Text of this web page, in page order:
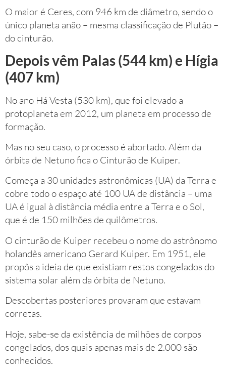
O maior é Ceres, com 946 km de diâmetro, sendo o
único planeta anão – mesma classificação de Plutão –
do cinturão.
Depois vêm Palas (544 km) e Hígia
(407 km)
No ano Há Vesta (530 km), que foi elevado a
protoplaneta em 2012, um planeta em processo de
formação.
Mas no seu caso, o processo é abortado. Além da
órbita de Netuno fica o Cinturão de Kuiper.
Começa a 30 unidades astronômicas (UA) da Terra e
cobre todo o espaço até 100 UA de distância – uma
UA é igual à distância média entre a Terra e o Sol,
que é de 150 milhões de quilômetros.
O cinturão de Kuiper recebeu o nome do astrônomo
holandês americano Gerard Kuiper. Em 1951, ele
propôs a ideia de que existiam restos congelados do
sistema solar além da órbita de Netuno.
Descobertas posteriores provaram que estavam
corretas.
Hoje, sabe-se da existência de milhões de corpos
congelados, dos quais apenas mais de 2.000 são
conhecidos.